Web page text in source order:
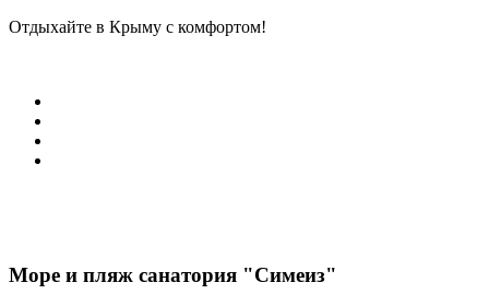
Отдыхайте в Крыму с комфортом!
Море и пляж санатория "Симеиз"